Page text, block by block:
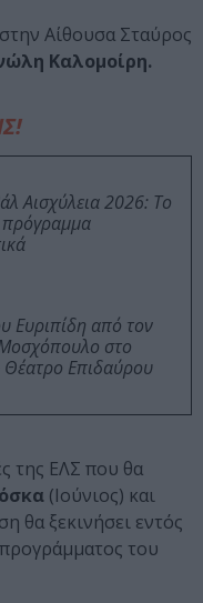
Αίθουσα Σταύρος
Καλομοίρη.
Αισχύλεια 2026: Το
πρόγραμμα
Ευριπίδη από τον
στο
Θέατρο Επιδαύρου
της ΕΛΣ που θα
(Ιούνιος) και
θα ξεκινήσει εντός
του